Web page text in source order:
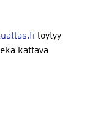
löytyy
kattava